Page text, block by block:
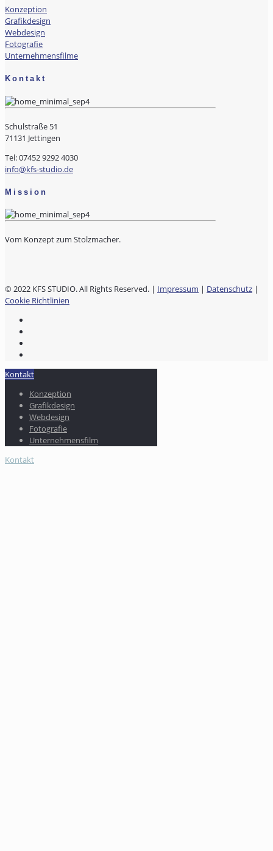
Konzeption
Grafikdesign
Webdesign
Fotografie
Unternehmensfilme
Kontakt
Schulstraße 51
71131 Jettingen
Tel: 07452 9292 4030
info@kfs-studio.de
Mission
Vom Konzept zum Stolzmacher.
© 2022 KFS STUDIO. All Rights Reserved. | Impressum | Datenschutz |
Cookie Richtlinien
Kontakt
Konzeption
Grafikdesign
Webdesign
Fotografie
Unternehmensfilm
Kontakt